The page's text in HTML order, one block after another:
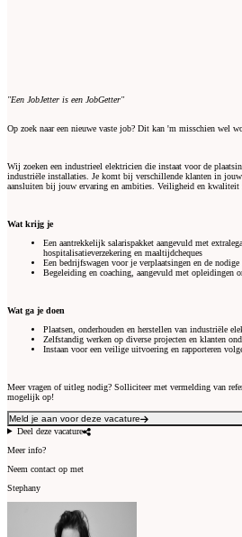
"Een JobJetter is een JobGetter"
Op zoek naar een nieuwe vaste job? Dit kan 'm misschien wel
Wij zoeken een industrieel elektricien die instaat voor de
industriële installaties. Je komt bij verschillende klanten in
aansluiten bij jouw ervaring en ambities. Veiligheid en
Wat krijg je
Een aantrekkelijk salarispakket aangevuld met
hospitalisatieverzekering en maaltijdcheques
Een bedrijfswagen voor je verplaatsingen en de
Begeleiding en coaching, aangevuld met opleidingen
Wat ga je doen
Plaatsen, onderhouden en herstellen van industriële
Zelfstandig werken op diverse projecten en klanten
Instaan voor een veilige uitvoering en rapporteren
Meer vragen of uitleg nodig? Solliciteer met vermelding van
mogelijk op!
Meld je aan voor deze vacature
Deel deze vacature
Meer info?
Neem contact op met
Stephany